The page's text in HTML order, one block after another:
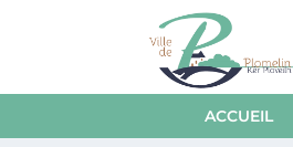
ACCUEIL